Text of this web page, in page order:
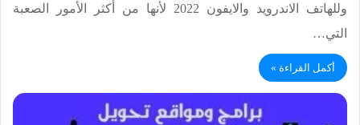
وللهاتف الاندرويد والايفون 2022 لأنها من أكثر الأمور الصعبة
التي…
أكمل القراءة »